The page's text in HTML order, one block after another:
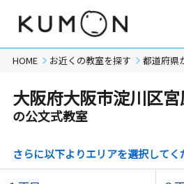
HOME お近くの教室を探す 都道府県
大阪府大阪市淀川区
の公文式教室
さらに以下よりエリアを選択してく